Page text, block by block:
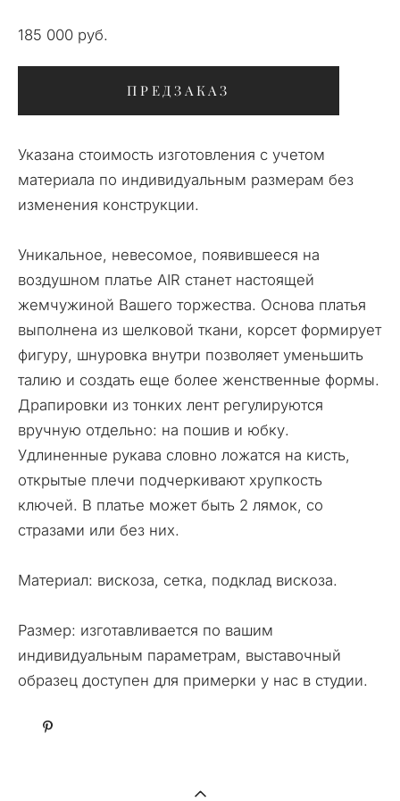
185 000 pуб.
ПРЕДЗАКАЗ
Указана стоимость изготовления с учетом
материала по индивидуальным размерам без
изменения конструкции.
Уникальное, невесомое, появившееся на
воздушном платье AIR станет настоящей
жемчужиной Вашего торжества. Основа платья
выполнена из шелковой ткани, корсет формирует
фигуру, шнуровка внутри позволяет уменьшить
талию и создать еще более женственные формы.
Драпировки из тонких лент регулируются
вручную отдельно: на пошив и юбку.
Удлиненные рукава словно ложатся на кисть,
открытые плечи подчеркивают хрупкость
ключей. В платье может быть 2 лямок, со
стразами или без них.
Материал: вискоза, сетка, подклад вискоза.
Размер: изготавливается по вашим
индивидуальным параметрам, выставочный
образец доступен для примерки у нас в студии.